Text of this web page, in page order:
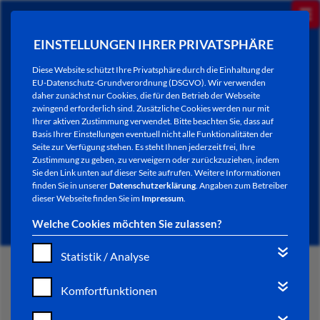
EINSTELLUNGEN IHRER PRIVATSPHÄRE
Diese Website schützt Ihre Privatsphäre durch die Einhaltung der
EU-Datenschutz-Grundverordnung (DSGVO). Wir verwenden
daher zunächst nur Cookies, die für den Betrieb der Webseite
zwingend erforderlich sind. Zusätzliche Cookies werden nur mit
Ihrer aktiven Zustimmung verwendet. Bitte beachten Sie, dass auf
Basis Ihrer Einstellungen eventuell nicht alle Funktionalitäten der
Seite zur Verfügung stehen. Es steht Ihnen jederzeit frei, Ihre
Zustimmung zu geben, zu verweigern oder zurückzuziehen, indem
Sie den Link unten auf dieser Seite aufrufen. Weitere Informationen
finden Sie in unsererDatenschutzerklärung. Angaben zum Betreiber
dieser Webseite finden Sie im Impressum.
Welche Cookies möchten Sie zulassen?
Statistik / Analyse
Komfortfunktionen
NEWSLETTER / CITY LETTER
START